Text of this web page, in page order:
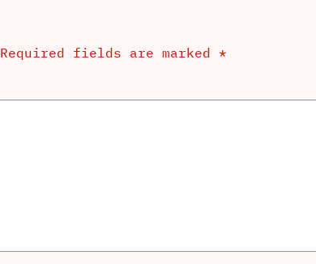
Required fields are marked *